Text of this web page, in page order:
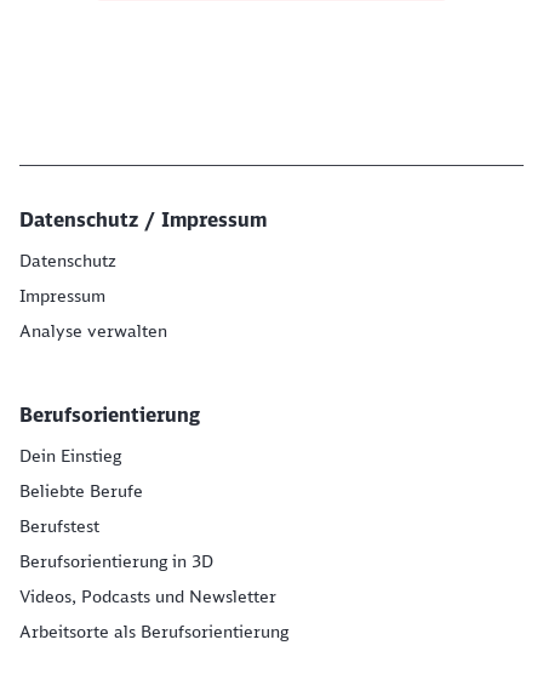
Datenschutz / Impressum
Datenschutz
Impressum
Analyse verwalten
Berufsorientierung
Dein Einstieg
Beliebte Berufe
Berufstest
Berufsorientierung in 3D
Videos, Podcasts und Newsletter
Arbeitsorte als Berufsorientierung